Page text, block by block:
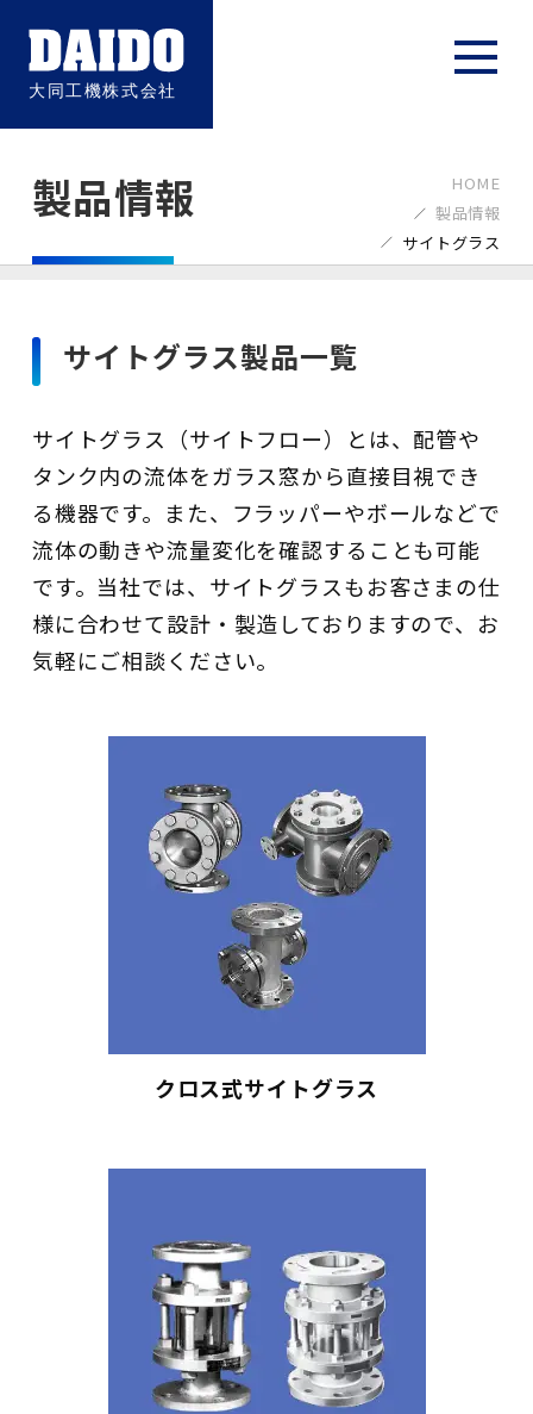
HOME
製品情報
サイトグラス
製品情報
サイトグラス製品一覧
サイトグラス（サイトフロー）とは、配管や
タンク内の流体をガラス窓から直接目視でき
る機器です。また、フラッパーやボールなどで
流体の動きや流量変化を確認することも可能
です。当社では、サイトグラスもお客さまの仕
様に合わせて設計・製造しておりますので、お
気軽にご相談ください。
クロス式サイトグラス